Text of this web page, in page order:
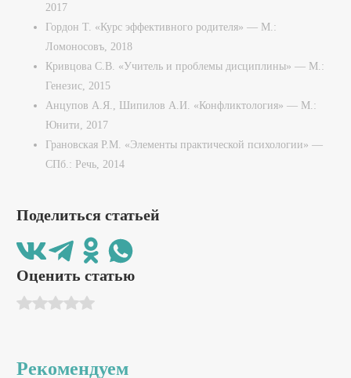
2017
Гордон Т. «Курс эффективного родителя» — М.:
Ломоносовъ, 2018
Кривцова С.В. «Учитель и проблемы дисциплины» — М.:
Генезис, 2015
Анцупов А.Я., Шипилов А.И. «Конфликтология» — М.:
Юнити, 2017
Грановская Р.М. «Элементы практической психологии» —
СПб.: Речь, 2014
Поделиться статьей
Оценить статью
Рекомендуем